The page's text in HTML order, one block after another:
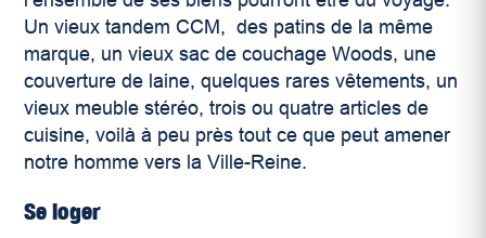
Un vieux tandem CCM, des patins de la même
marque, un vieux sac de couchage Woods, une
couverture de laine, quelques rares vêtements, un
vieux meuble stéréo, trois ou quatre articles de
cuisine, voilà à peu près tout ce que peut amener
notre homme vers la Ville-Reine.
Se loger